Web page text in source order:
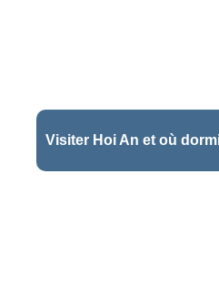
Visiter Hoi An et où